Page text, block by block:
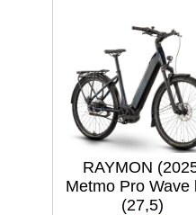
RAYMON
Metmo Pro Wave
(27,5)